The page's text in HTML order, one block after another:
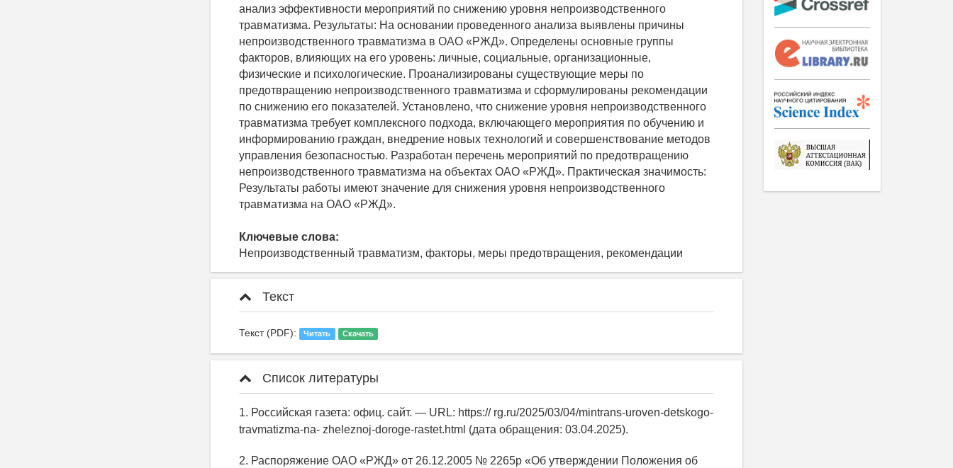
анализ эффективности мероприятий по снижению уровня непроизводственного
травматизма. Результаты: На основании проведенного анализа выявлены причины
непроизводственного травматизма в ОАО «РЖД». Определены основные группы
факторов, влияющих на его уровень: личные, социальные, организационные,
физические и психологические. Проанализированы существующие меры по
предотвращению непроизводственного травматизма и сформулированы рекомендации
по снижению его показателей. Установлено, что снижение уровня непроизводственного
травматизма требует комплексного подхода, включающего мероприятия по обучению и
информированию граждан, внедрение новых технологий и совершенствование методов
управления безопасностью. Разработан перечень мероприятий по предотвращению
непроизводственного травматизма на объектах ОАО «РЖД». Практическая значимость:
Результаты работы имеют значение для снижения уровня непроизводственного
травматизма на ОАО «РЖД».
Ключевые слова:
Непроизводственный травматизм, факторы, меры предотвращения, рекомендации
Текст
Текст (PDF): Читать Скачать
Список литературы
1. Российская газета: офиц. сайт. — URL: https:// rg.ru/2025/03/04/mintrans-uroven-detskogo-
travmatizma-na- zheleznoj-doroge-rastet.html (дата обращения: 03.04.2025).
2. Распоряжение ОАО «РЖД» от 26.12.2005 № 2265р «Об утверждении Положения об